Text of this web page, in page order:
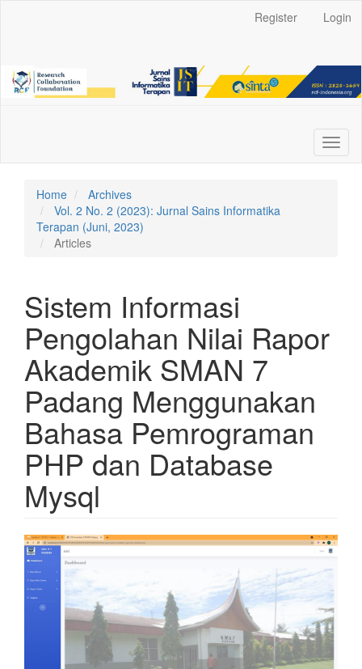
Sidebar
Register Login
Home
Archives
Vol. 2 No. 2 (2023): Jurnal Sains Informatika
Terapan (Juni, 2023)
Articles
Sistem Informasi
Pengolahan Nilai Rapor
Akademik SMAN 7
Padang Menggunakan
Bahasa Pemrograman
PHP dan Database
Mysql
Article
Sidebar